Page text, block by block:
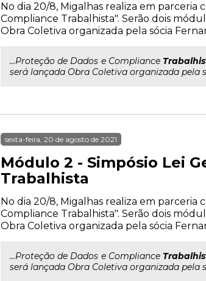
No dia 20/8, Migalhas realiza em parceria
Compliance Trabalhista". Serão dois
Obra Coletiva organizada pela sócia
...Proteção de Dados e Compliance
será lançada Obra Coletiva organizada pela
sexta-feira, 20 de agosto de 2021
Módulo 2 - Simpósio Lei
Trabalhista
No dia 20/8, Migalhas realiza em parceria
Compliance Trabalhista". Serão dois
Obra Coletiva organizada pela sócia
...Proteção de Dados e Compliance
será lançada Obra Coletiva organizada pela